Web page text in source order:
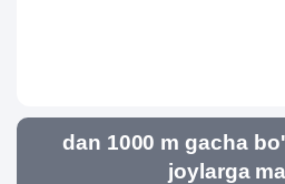
dan 1000 m gacha
joylarga